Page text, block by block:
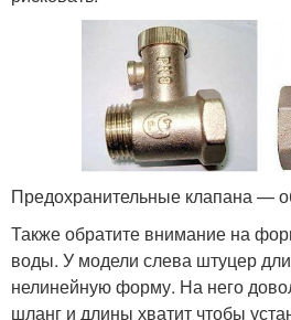
Предохранительные клапана —
Также обратите внимание на
воды. У модели слева штуцер
нелинейную форму. На него
шланг и длины хватит чтобы